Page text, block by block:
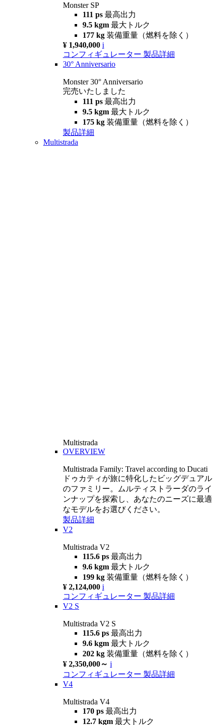
Monster SP
111 ps 最高出力
9.5 kgm 最大トルク
177 kg 装備重量（燃料を除く）
¥ 1,940,000 i
コンフィギュレーター 製品詳細
30° Anniversario
Monster 30° Anniversario
完売いたしました
111 ps 最高出力
9.5 kgm 最大トルク
175 kg 装備重量（燃料を除く）
製品詳細
Multistrada
Multistrada
OVERVIEW
Multistrada Family: Travel according to Ducati
ドゥカティが旅に特化したビッグデュアル
のファミリー。ムルティストラーダのライ
ンナップを探索し、あなたのニーズに最適
なモデルをお選びください。
製品詳細
V2
Multistrada V2
115.6 ps 最高出力
9.6 kgm 最大トルク
199 kg 装備重量（燃料を除く）
¥ 2,124,000 i
コンフィギュレーター 製品詳細
V2 S
Multistrada V2 S
115.6 ps 最高出力
9.6 kgm 最大トルク
202 kg 装備重量（燃料を除く）
¥ 2,350,000～ i
コンフィギュレーター 製品詳細
V4
Multistrada V4
170 ps 最高出力
12.7 kgm 最大トルク